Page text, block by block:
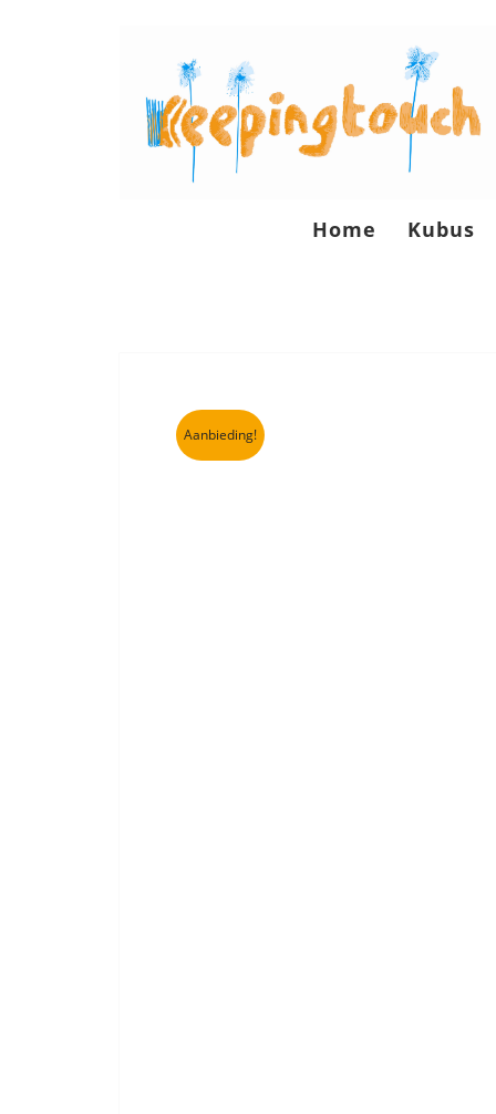
Home Kubus
Aanbieding!